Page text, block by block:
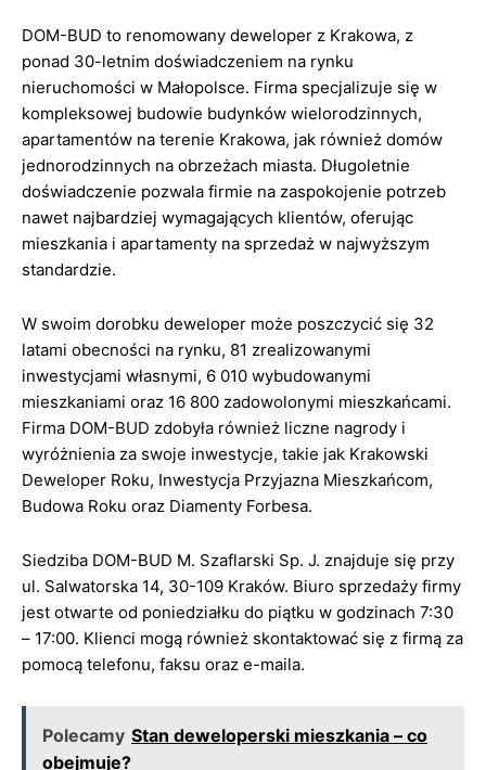
DOM-BUD to renomowany deweloper z Krakowa, z
ponad 30-letnim doświadczeniem na rynku
nieruchomości w Małopolsce. Firma specjalizuje się w
kompleksowej budowie budynków wielorodzinnych,
apartamentów na terenie Krakowa, jak również domów
jednorodzinnych na obrzeżach miasta. Długoletnie
doświadczenie pozwala firmie na zaspokojenie potrzeb
nawet najbardziej wymagających klientów, oferując
mieszkania i apartamenty na sprzedaż w najwyższym
standardzie.
W swoim dorobku deweloper może poszczycić się 32
latami obecności na rynku, 81 zrealizowanymi
inwestycjami własnymi, 6 010 wybudowanymi
mieszkaniami oraz 16 800 zadowolonymi mieszkańcami.
Firma DOM-BUD zdobyła również liczne nagrody i
wyróżnienia za swoje inwestycje, takie jak Krakowski
Deweloper Roku, Inwestycja Przyjazna Mieszkańcom,
Budowa Roku oraz Diamenty Forbesa.
Siedziba DOM-BUD M. Szaflarski Sp. J. znajduje się przy
ul. Salwatorska 14, 30-109 Kraków. Biuro sprzedaży firmy
jest otwarte od poniedziałku do piątku w godzinach 7:30
– 17:00. Klienci mogą również skontaktować się z firmą za
pomocą telefonu, faksu oraz e-maila.
Polecamy Stan deweloperski mieszkania – co
obejmuje?